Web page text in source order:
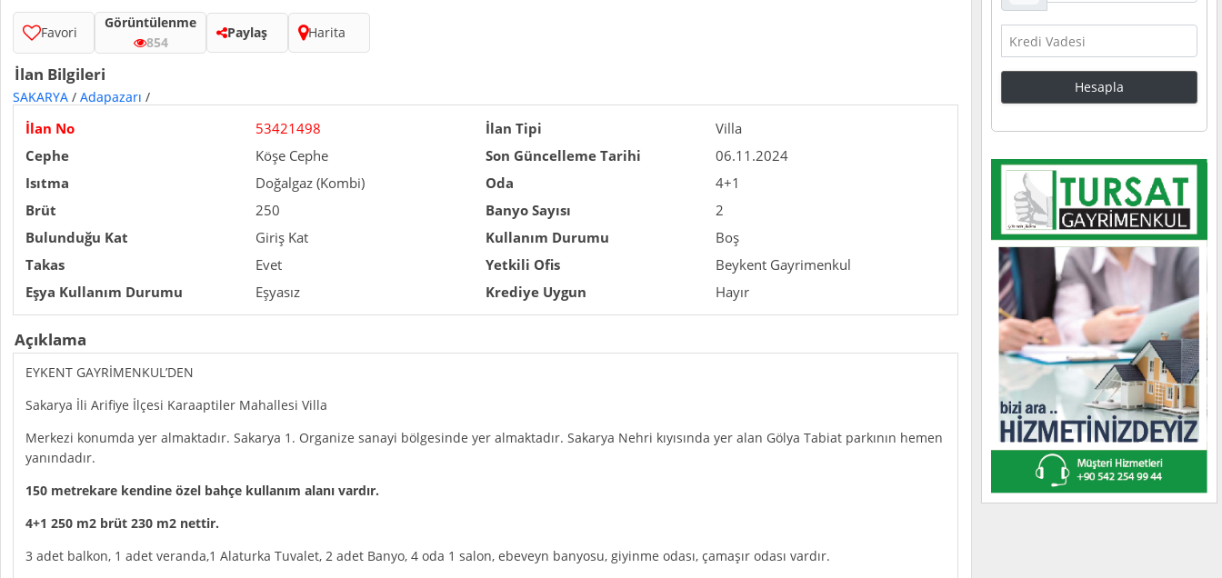
Favori
Görüntülenme
854
Paylaş Harita
İlan Bilgileri
SAKARYA / Adapazarı /
İlan No 53421498 İlan Tipi
Villa
Cephe
Köşe Cephe Son Güncelleme Tarihi
06.11.2024
Isıtma
Doğalgaz (Kombi) Oda
4+1
Brüt
250 Banyo Sayısı
2
Bulunduğu Kat
Giriş Kat Kullanım Durumu
Boş
Takas
Evet Yetkili Ofis
Beykent Gayrimenkul
Eşya Kullanım Durumu
Eşyasız Krediye Uygun Hayır
Açıklama
EYKENT GAYRİMENKUL’DEN
Sakarya İli Arifiye İlçesi Karaaptiler Mahallesi Villa
Merkezi konumda yer almaktadır. Sakarya 1. Organize sanayi bölgesinde yer almaktadır. Sakarya Nehri kıyısında yer alan Gölya Tabiat parkının hemen
yanındadır.
150 metrekare kendine özel bahçe kullanım alanı vardır.
4+1 250 m2 brüt 230 m2 nettir.
3 adet balkon, 1 adet veranda,1 Alaturka Tuvalet, 2 adet Banyo, 4 oda 1 salon, ebeveyn banyosu, giyinme odası, çamaşır odası vardır.